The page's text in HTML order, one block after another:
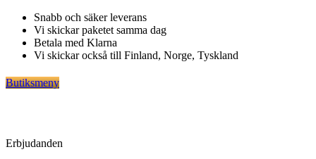
Hoppa
innehåll
Snabb och säker leverans
Vi skickar paketet samma dag
Betala med Klarna
Vi skickar också till Finland, Norge, Tyskland
Butiksmeny
Erbjudanden